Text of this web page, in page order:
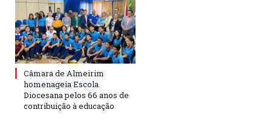
Câmara de Almeirim
homenageia Escola
Diocesana pelos 66 anos de
contribuição à educação